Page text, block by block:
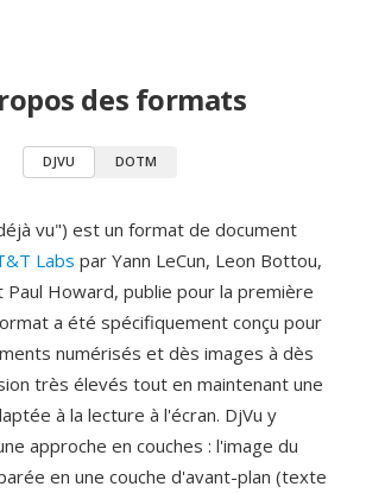
des formats
DJVU DOTM
vu") est un format de document
Labs par Yann LeCun, Leon Bottou,
Howard, publie pour la première
a été spécifiquement conçu pour
numérisés et dès images à dès
très élevés tout en maintenant une
à la lecture à l'écran. DjVu y
approche en couches : l'image du
en une couche d'avant-plan (texte